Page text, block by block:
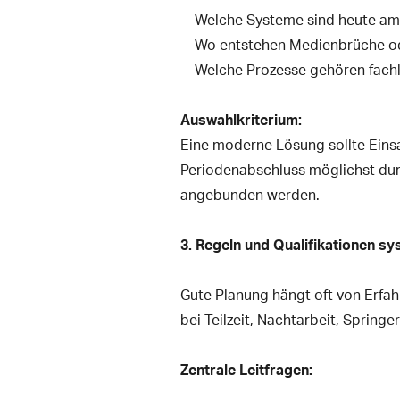
Welche Systeme sind heute
Wo entstehen Medienbrüche
Welche Prozesse gehören
Auswahlkriterium:
Eine moderne Lösung sollte
Periodenabschluss möglichst
angebunden werden.
3. Regeln und Qualifikationen
Gute Planung hängt oft von
bei Teilzeit, Nachtarbeit,
Zentrale Leitfragen: